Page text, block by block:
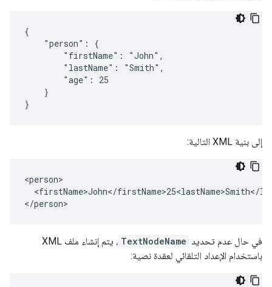
{
    "person": {
        "firstName": "John",
        "lastName": "Smith",
        "age": 25
    }
}
إلى بنية XML التالية:
<person>
<firstName>John</firstName>25<lastName>Smith</
</person>
في حال عدم تحديد TextNodeName
، يتم إنشاء ملف XML
باستخدام الإعداد التلقائي لعقدة نصية: